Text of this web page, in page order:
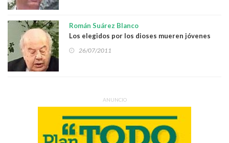
Román Suárez Blanco
Los elegidos por los dioses mueren jóvenes
26/07/2011
ANUNCIO